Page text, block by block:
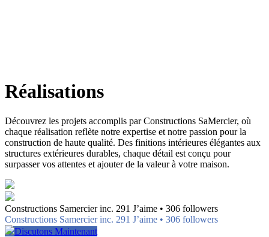
Réalisations
Découvrez les projets accomplis par Constructions SaMercier, où
chaque réalisation reflète notre expertise et notre passion pour la
construction de haute qualité. Des finitions intérieures élégantes aux
structures extérieures durables, chaque détail est conçu pour
surpasser vos attentes et ajouter de la valeur à votre maison.
Constructions Samercier inc. 291 J’aime • 306 followers
Constructions Samercier inc. 291 J’aime • 306 followers
Discutons Maintenant